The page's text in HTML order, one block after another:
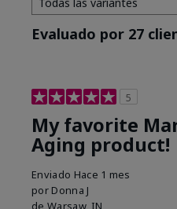
Evaluado por 27
5
My favorite
Aging product!
Enviado Hace 1 mes
por Donna J
de Warsaw, IN